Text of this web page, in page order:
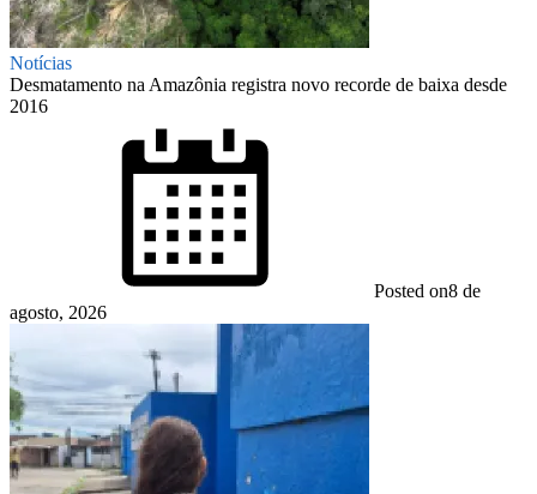
Notícias
Desmatamento na Amazônia registra novo recorde de baixa desde
2016
Posted on8 de
agosto, 2026